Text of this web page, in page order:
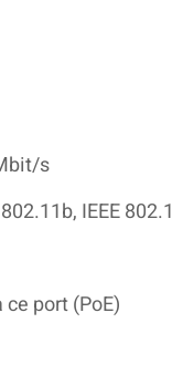
s
IEEE
port (PoE)